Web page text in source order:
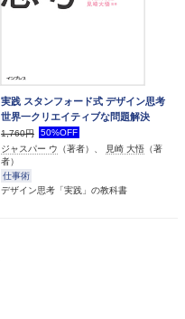
実践 スタンフォード式 デザイン思考
世界一クリエイティブな問題解決
1,760円
50%OFF
ジャスパー ウ （著者）、 見崎 大悟 （著
者）
仕事術
デザイン思考「実践」の教科書